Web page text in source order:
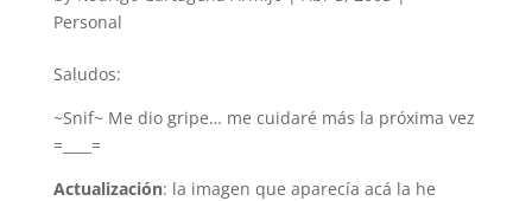
Personal
Saludos:
~Snif~ Me dio gripe… me cuidaré más la próxima vez
=____=
Actualización: la imagen que aparecía acá la he